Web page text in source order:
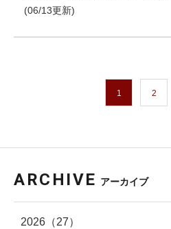
(06/13更新)
1 2
ARCHIVE アーカイブ
2026 （27）